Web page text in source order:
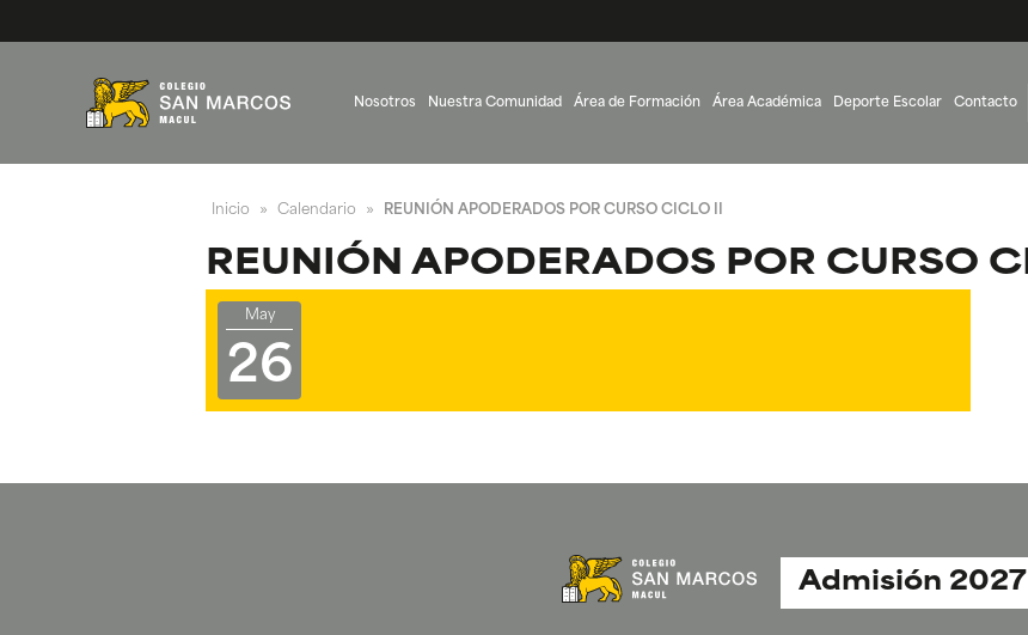
Nosotros Nuestra Comunidad Área de Formación Área Académica Deporte Escolar Contacto
Inicio » Calendario » REUNIÓN APODERADOS POR CURSO CICLO II
REUNIÓN APODERADOS POR CURSO
May
26
Admisión 2027